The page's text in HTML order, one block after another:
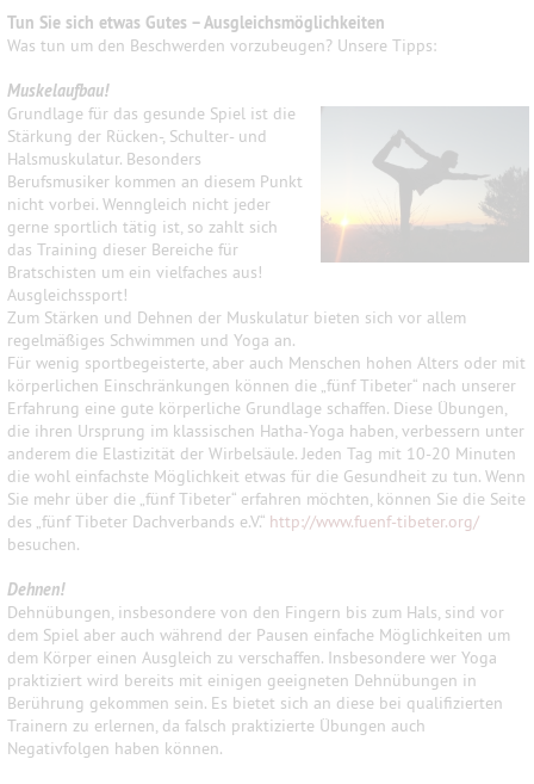
Tun Sie sich etwas Gutes – Ausgleichsmöglichkeiten
Was tun um den Beschwerden vorzubeugen? Unsere Tipps:
Muskelaufbau!
Grundlage für das gesunde Spiel ist die
Stärkung der Rücken-, Schulter- und
Halsmuskulatur. Besonders
Berufsmusiker kommen an diesem Punkt
nicht vorbei. Wenngleich nicht jeder
gerne sportlich tätig ist, so zahlt sich
das Training dieser Bereiche für
Bratschisten um ein vielfaches aus!
Ausgleichssport!
Zum Stärken und Dehnen der Muskulatur bieten sich vor allem
regelmäßiges Schwimmen und Yoga an.
Für wenig sportbegeisterte, aber auch Menschen hohen Alters oder mit
körperlichen Einschränkungen können die „fünf Tibeter“ nach unserer
Erfahrung eine gute körperliche Grundlage schaffen. Diese Übungen,
die ihren Ursprung im klassischen Hatha-Yoga haben, verbessern unter
anderem die Elastizität der Wirbelsäule. Jeden Tag mit 10-20 Minuten
die wohl einfachste Möglichkeit etwas für die Gesundheit zu tun. Wenn
Sie mehr über die „fünf Tibeter“ erfahren möchten, können Sie die Seite
des „fünf Tibeter Dachverbands e.V.“ http://www.fuenf-tibeter.org/
besuchen.
Dehnen!
Dehnübungen, insbesondere von den Fingern bis zum Hals, sind vor
dem Spiel aber auch während der Pausen einfache Möglichkeiten um
dem Körper einen Ausgleich zu verschaffen. Insbesondere wer Yoga
praktiziert wird bereits mit einigen geeigneten Dehnübungen in
Berührung gekommen sein. Es bietet sich an diese bei qualifizierten
Trainern zu erlernen, da falsch praktizierte Übungen auch
Negativfolgen haben können.